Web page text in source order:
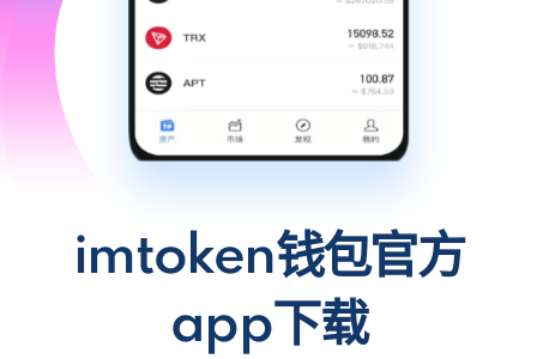
imtoken钱包官方
app下载